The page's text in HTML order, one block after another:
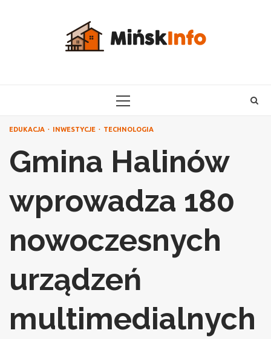
PRIMARY
EDUKACJA INWESTYCJE TECHNOLOGIA
Gmina Halinów
wprowadza 180
nowoczesnych
urządzeń
multimedialnych